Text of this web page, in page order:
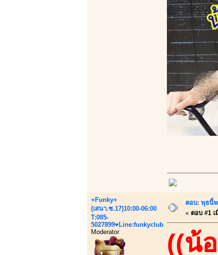
+Funky+
(เสนา.ซ.17)10:00-06:00
T:085-
5027899♥Line:funkyclub
Moderator
ตอบ: พุธนี้
« ตอบ #1 เ
((น้